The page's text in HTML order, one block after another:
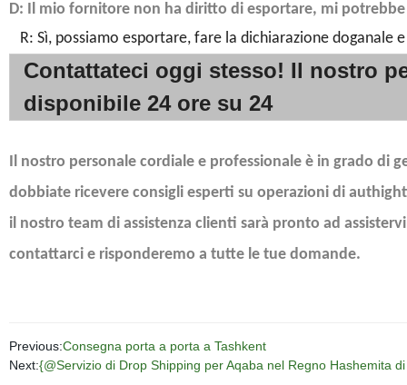
D: Il mio fornitore non ha diritto di esportare, mi
R: Sì, possiamo esportare, fare la dichiarazione doganale
Contattateci oggi stesso! Il nostro
disponibile 24 ore su 24
Il nostro personale cordiale e professionale è in grado di
dobbiate ricevere consigli esperti su operazioni di
il nostro team di assistenza clienti sarà pronto ad
contattarci e risponderemo a tutte le tue domande.
Previous:Consegna porta a porta a Tashkent
Next:{@Servizio di Drop Shipping per Aqaba nel Regno Hashemita